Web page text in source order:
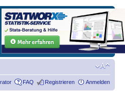
FAQ Registrieren Anmelden